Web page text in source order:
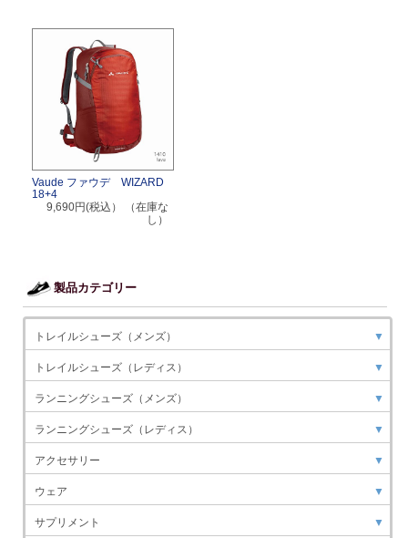
Vaude ファウデ WIZARD
18+4
9,690円(税込）
（在庫な
し）
製品カテゴリー
トレイルシューズ（メンズ） ▼
トレイルシューズ（レディス） ▼
ランニングシューズ（メンズ） ▼
ランニングシューズ（レディス） ▼
アクセサリー ▼
ウェア ▼
サプリメント ▼